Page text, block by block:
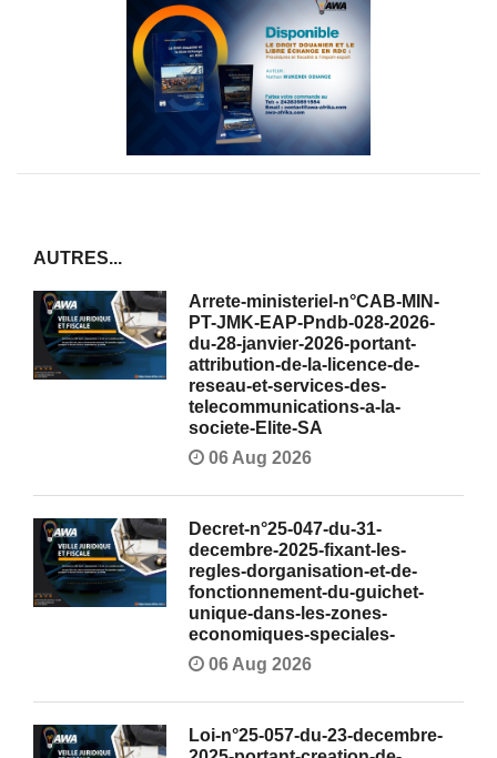
AUTRES...
Arrete-ministeriel-n°CAB-MIN-
PT-JMK-EAP-Pndb-028-2026-
du-28-janvier-2026-portant-
attribution-de-la-licence-de-
reseau-et-services-des-
telecommunications-a-la-
societe-Elite-SA
06 Aug 2026
Decret-n°25-047-du-31-
decembre-2025-fixant-les-
regles-dorganisation-et-de-
fonctionnement-du-guichet-
unique-dans-les-zones-
economiques-speciales-
06 Aug 2026
Loi-n°25-057-du-23-decembre-